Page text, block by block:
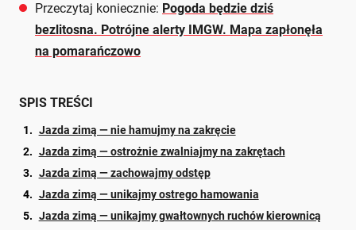
Przeczytaj koniecznie: Pogoda będzie dziś
bezlitosna. Potrójne alerty IMGW. Mapa zapłonęła
na pomarańczowo
SPIS TREŚCI
Jazda zimą — nie hamujmy na zakręcie
Jazda zimą — ostrożnie zwalniajmy na zakrętach
Jazda zimą — zachowajmy odstęp
Jazda zimą — unikajmy ostrego hamowania
Jazda zimą — unikajmy gwałtownych ruchów kierownicą